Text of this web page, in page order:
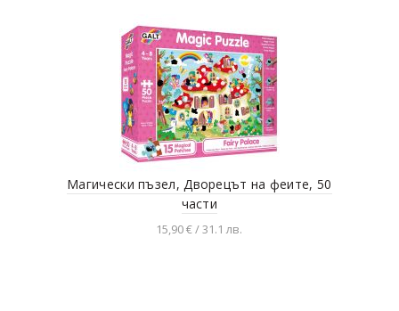
Магически пъзел, Дворецът на феите, 50
части
15,90 € / 31.1 лв.